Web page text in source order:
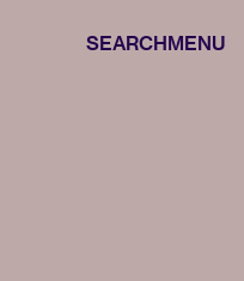
SEARCHMENU